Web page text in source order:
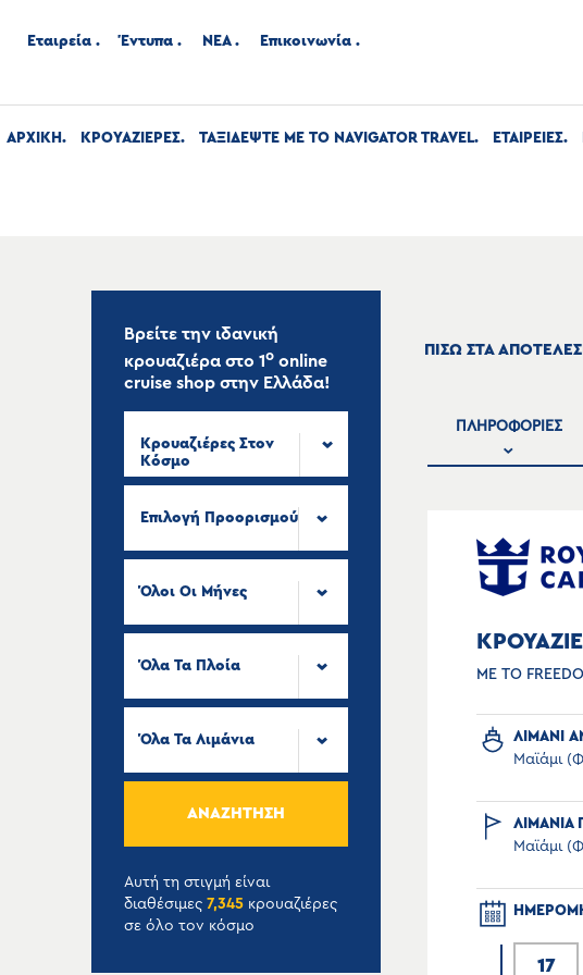
Εταιρεία Έντυπα ΝΕΑ Επικοινωνία
ΑΡΧΙΚΉ ΚΡΟΥΑΖΙΕΡΕΣ ΤΑΞΙΔΕΨΤΕ ΜΕ ΤΟ NAVIGATOR TRAVEL ΕΤΑΙΡΕΙΕΣ
Βρείτε την ιδανική
κρουαζιέρα στο 1ο online
cruise shop στην Ελλάδα!
Κρουαζιέρες Στον
Κόσμο
Επιλογή Προορισμού
Όλοι Οι Μήνες
Όλα Τα Πλοία
Όλα Τα Λιμάνια
ΑΝΑΖΉΤΗΣΗ
Αυτή τη στιγμή είναι
διαθέσιμες 7,345 κρουαζιέρες
σε όλο τον κόσμο
ΠΙΣΩ ΣΤΑ
ΠΛΗΡΟΦΟΡΙΕΣ
ΜΕ ΤΟ
ΛΙΜΑΝΙ
Μαϊάμι
ΛΙΜΑΝΙΑ
Μαϊάμι
17